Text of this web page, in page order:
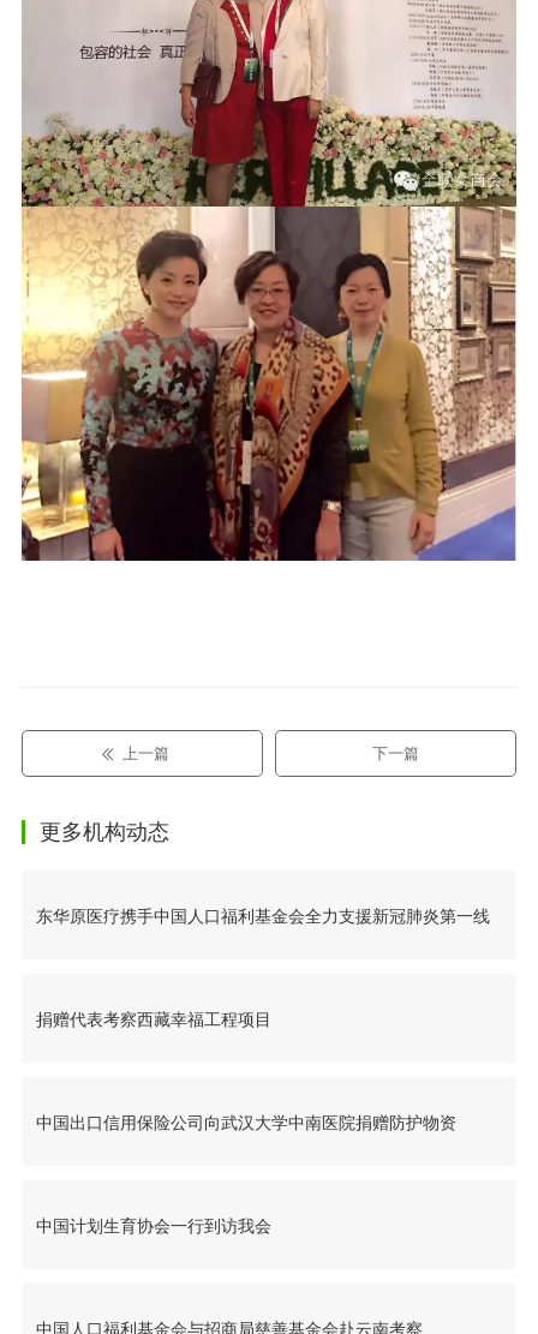
上一篇 下一篇
更多机构动态
东华原医疗携手中国人口福利基金会全力支援新冠肺炎第一线
捐赠代表考察西藏幸福工程项目
中国出口信用保险公司向武汉大学中南医院捐赠防护物资
中国计划生育协会一行到访我会
中国人口福利基金会与招商局慈善基金会赴云南考察